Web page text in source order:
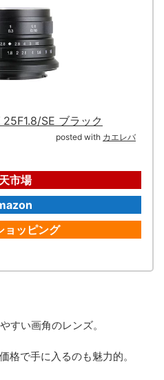
SE ブラック
posted with カエレバ
市場
ョッピング
すい画角のレンズ。
格で手に入るのも魅力的。